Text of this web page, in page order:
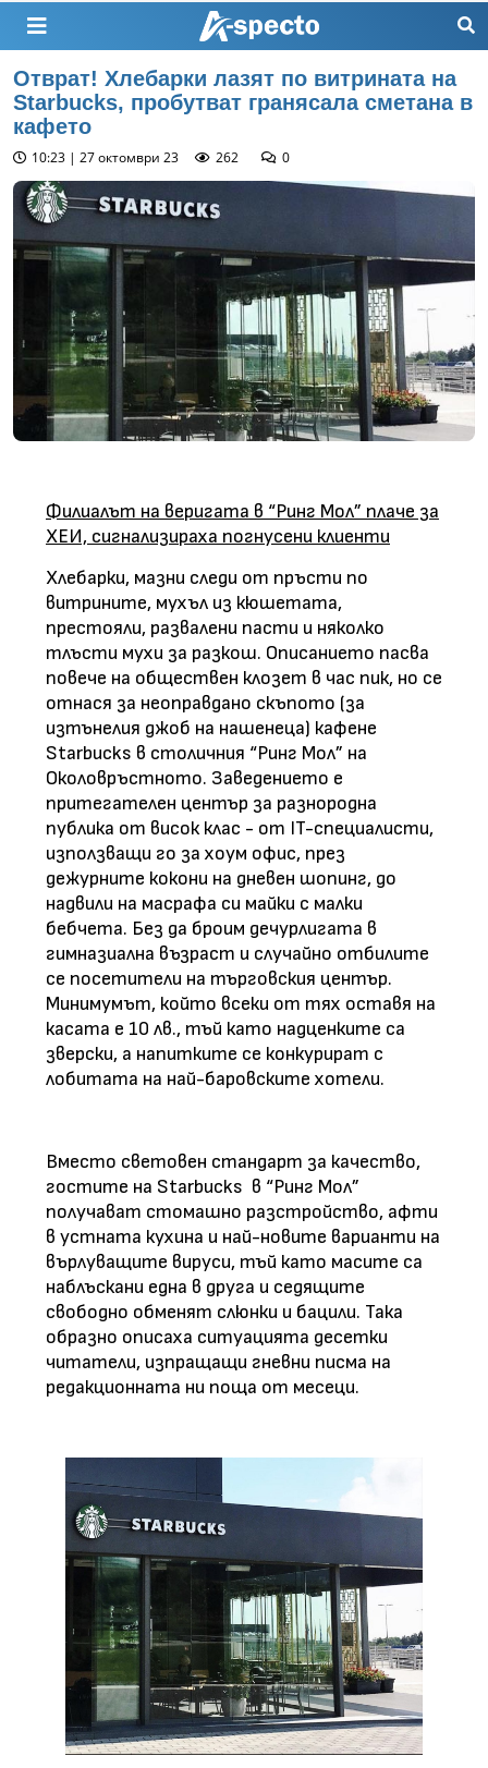
Отврат! Хлебарки лазят по витрината на
Starbucks, пробутват гранясала сметана в
кафето
10:23 | 27 октомври 23 262 0
Филиалът на веригата в “Ринг Мол” плаче за
ХЕИ, сигнализираха погнусени клиенти
Хлебарки, мазни следи от пръсти по
витрините, мухъл из кюшетата,
престояли, развалени пасти и няколко
тлъсти мухи за разкош. Описанието пасва
повече на обществен клозет в час пик, но се
отнася за неоправдано скъпото (за
изтънелия джоб на нашенеца) кафене
Starbucks в столичния “Ринг Мол” на
Околовръстното. Заведението е
притегателен център за разнородна
публика от висок клас - от IT-специалисти,
използващи го за хоум офис, през
дежурните кокони на дневен шопинг, до
надвили на масрафа си майки с малки
бебчета. Без да броим дечурлигата в
гимназиална възраст и случайно отбилите
се посетители на търговския център.
Минимумът, който всеки от тях оставя на
касата е 10 лв., тъй като надценките са
зверски, а напитките се конкурират с
лобитата на най-баровските хотели.
Вместо световен стандарт за качество,
гостите на Starbucks в “Ринг Мол”
получават стомашно разстройство, афти
в устната кухина и най-новите варианти на
върлуващите вируси, тъй като масите са
наблъскани една в друга и седящите
свободно обменят слюнки и бацили. Така
образно описаха ситуацията десетки
читатели, изпращащи гневни писма на
редакционната ни поща от месеци.